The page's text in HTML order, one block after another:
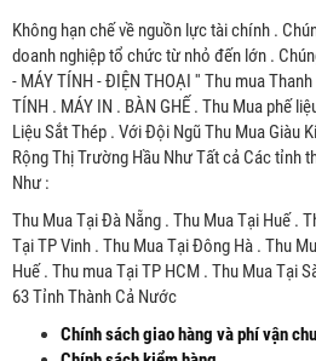
Không hạn chế về nguồn lực tài chính .
doanh nghiệp tổ chức từ nhỏ đến lớn .
- MÁY TÍNH - ĐIỆN THOẠI '' Thu mua
TÍNH . MÁY IN . BÀN GHẾ . Thu Mua phế
Liệu Sắt Thép . Với Đội Ngũ Thu Mua Giàu
Rộng Thị Trường Hầu Như Tất cả Các tỉnh
Như :
Thu Mua Tại Đà Nẵng . Thu Mua Tại Huế .
Tại TP Vinh . Thu Mua Tại Đông Hà . Thu
Huế . Thu mua Tại TP HCM . Thu Mua Tại
63 Tỉnh Thành Cả Nước
Chính sách giao hàng và phí